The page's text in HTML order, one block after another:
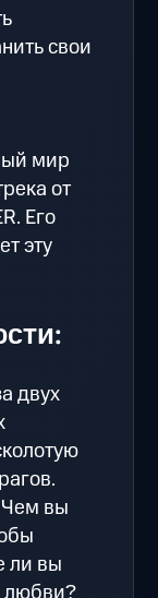
свои
мир
от
Его
эту
двух
вы
ли вы